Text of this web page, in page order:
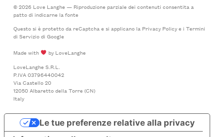
© 2026 Love Langhe — Riproduzione parziale dei contenuti consentita a
patto di indicarne la fonte
Questo si è protetto da reCaptcha e si applicano la Privacy Policye i Termini
di Serviziodi Google
Made with
by LoveLanghe
LoveLanghe S.R.L.
P.IVA 03796440042
Via Castello 20
12050 Albaretto della Torre (CN)
Italy
Le tue preferenze relative alla privacy